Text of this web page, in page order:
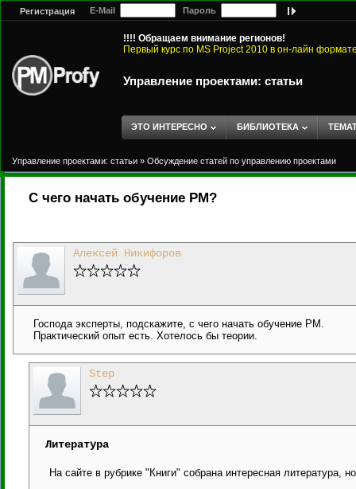
Регистрация E-Mail Пароль
!!!! Обращаем внимание регионов!
Первый курс по MS Project 2010 в он-лайн
Управление проектами: статьи
ЭТО ИНТЕРЕСНО БИБЛИОТЕКА
Управление проектами: статьи » Обсуждение статей по управлению проектами
С чего начать обучение PM?
Алексей Никифоров
Господа эксперты, подскажите, с чего начать обучение PM.
Практический опыт есть. Хотелось бы теории.
Step
Литература
На сайте в рубрике "Книги" собрана интересная литература,